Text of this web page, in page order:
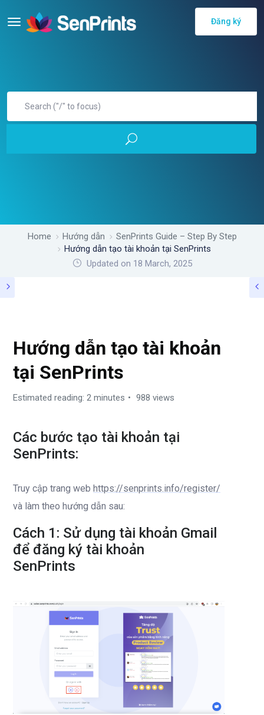
Đăng ký
Home Hướng dẫn
SenPrints Guide – Step By Step
Hướng dẫn tạo tài khoản tại SenPrints
Updated on 18 March, 2025
Hướng dẫn tạo tài khoản
tại SenPrints
Estimated reading: 2 minutes 988 views
Các bước tạo tài khoản tại
SenPrints:
Truy cập trang web https://senprints.info/register/
và làm theo hướng dẫn sau:
Cách 1: Sử dụng tài khoản Gmail
để đăng ký tài khoản
SenPrints